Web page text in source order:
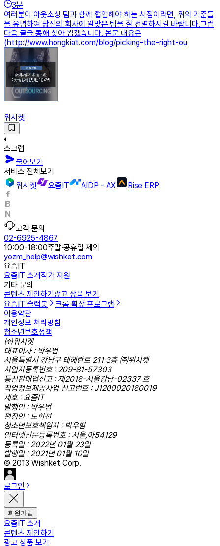
3분
여러분이 아웃소싱 팀과 함께 협업해야 하는 시점이라면, 위의 기준들
을 유념하여 당신의 회사에 알맞은 팀을 잘 선별하시길 바랍니다.그럼
다음 글을 통해 찾아 뵙겠습니다. 본문 내용은
(http://www.hongkiat.com/blog/picking-the-right-ou
위시켓
스크랩
물어보기
서비스 전체보기
위시켓
요즘IT AIDP - AX Rise ERP
고객 문의
02-6925-4867
10:00-18:00주말·공휴일 제외
yozm_help@wishket.com
요즘IT
요즘IT 소개작가 지원
기타 문의
콘텐츠 제안하기 광고 상품 보기
요즘IT 슬랙봇
크롬 확장 프로그램
이용약관
개인정보 처리방침
청소년보호정책
㈜위시켓
대표이사 : 박우범
서울특별시 강남구 테헤란로 211 3층 ㈜위시켓
사업자등록번호 : 209-81-57303
통신판매업신고 : 제2018-서울강남-02337 호
직업정보제공사업 신고번호 : J1200020180019
제호 : 요즘IT
발행인 : 박우범
편집인 : 노희선
청소년보호책임자 : 박우범
인터넷신문등록번호 : 서울,아54129
등록일 : 2022년 01월 23일
발행일 : 2021년 01월 10일
© 2013 Wishket Corp.
로그인
회원가입
요즘IT 소개
콘텐츠 제안하기
광고 상품 보기